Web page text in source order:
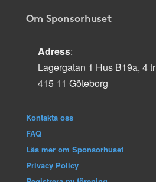
Om Sponsorhuset
Adress:
Lagergatan 1 Hus B19a, 4 tr
415 11 Göteborg
Kontakta oss
FAQ
Läs mer om Sponsorhuset
Privacy Policy